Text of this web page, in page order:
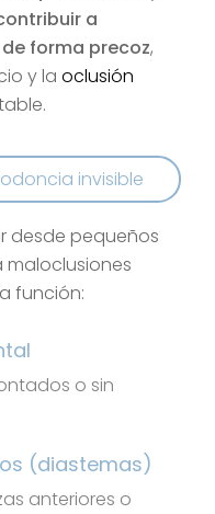
a
forma precoz,
y la oclusión
odoncia invisible
desde pequeños
función:
o sin
(diastemas)
anteriores o